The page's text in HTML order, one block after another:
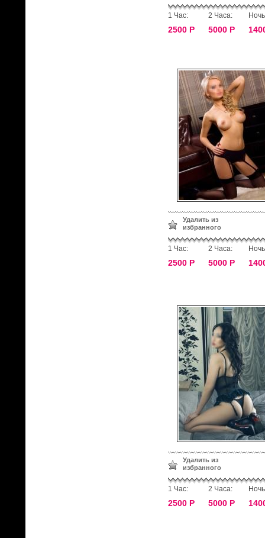
1 Час:
2500 Р
2 Часа:
5000 Р
Удалить из
избранного
1 Час:
2500 Р
2 Часа:
5000 Р
Удалить из
избранного
1 Час:
2500 Р
2 Часа:
5000 Р